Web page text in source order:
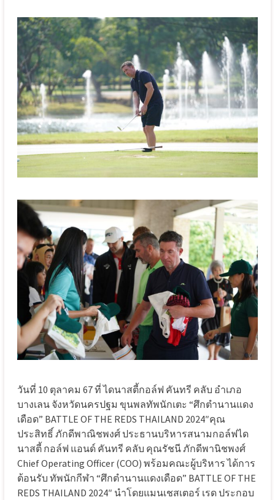
วันที่ 10 ตุลาคม 67 ที่ ไดนาสตี้กอล์ฟ คันทรี คลับ อำเภอ
บางเลน จังหวัดนครปฐม ขุนพลทัพนักเตะ “ศึกตำนานแดง
เดือด” BATTLE OF THE REDS THAILAND 2024″คุณ
ประสิทธิ์ ภักดีพาณิชพงศ์ ประธานบริหารสนามกอล์ฟได
นาสตี้ กอล์ฟ แอนด์ คันทรี คลับ คุณรัชนี ภักดีพานิชพงศ์
Chief Operating Officer (COO) พร้อมคณะผู้บริหาร ได้การ
ต้อนรับ ทัพนักกีฬา “ศึกตำนานแดงเดือด” BATTLE OF THE
REDS THAILAND 2024″ นำโดยแมนเชสเตอร์ เรด ประกอบ